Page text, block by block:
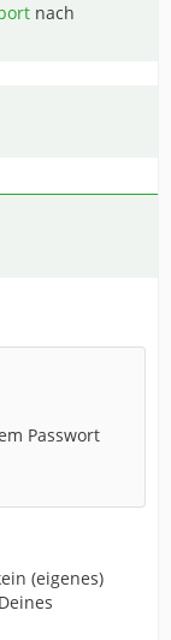
nach
Passwort
(eigenes)